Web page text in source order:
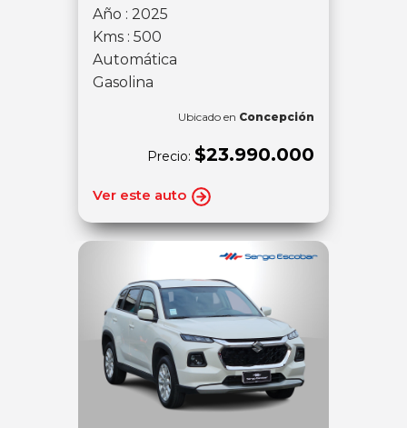
Año : 2025
Kms : 500
Automática
Gasolina
Ubicado en Concepción
Precio: $23.990.000
Ver este auto